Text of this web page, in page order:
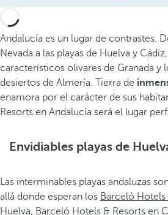
Andalucía es un lugar de contrastes.
Nevada a las playas de Huelva y
característicos olivares de Granada y
desiertos de Almería. Tierra de
enamora por el carácter de sus
Resorts en Andalucía será el lugar
Envidiables playas de
Las interminables playas andaluzas
allá donde esperan los Barceló Hotels
Huelva, Barceló Hotels & Resorts en